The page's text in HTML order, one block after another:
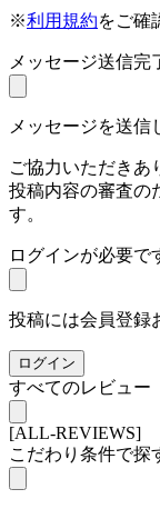
※利用規約をご確
メッセージ送信完
メッセージを送信
ご協力いただきあ
投稿内容の審査の
す。
ログインが必要で
投稿には会員登録
ログイン
すべてのレビュー
[ALL-REVIEWS]
こだわり条件で探